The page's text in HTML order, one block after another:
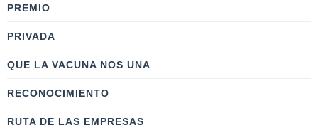
PREMIO
PRIVADA
QUE LA VACUNA NOS UNA
RECONOCIMIENTO
RUTA DE LAS EMPRESAS